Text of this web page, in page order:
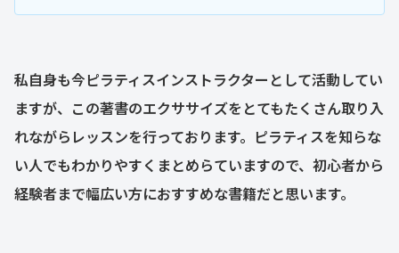
私自身も今ピラティスインストラクターとして活動してい
ますが、この著書のエクササイズをとてもたくさん取り入
れながらレッスンを行っております。ピラティスを知らな
い人でもわかりやすくまとめらていますので、初心者から
経験者まで幅広い方におすすめな書籍だと思います。